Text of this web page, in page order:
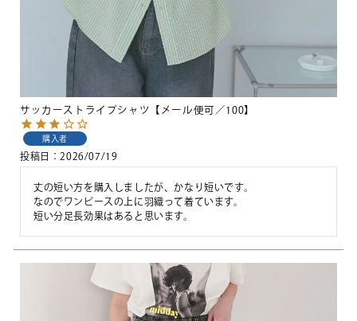
サッカーストライプシャツ【メール便可／100】
購入者
投稿日 2026/07/19
丈の短い方を購入しましたが、かなり短いです。
なのでワンピースの上に羽織って着ています。
短い分足長効果はあると思います。